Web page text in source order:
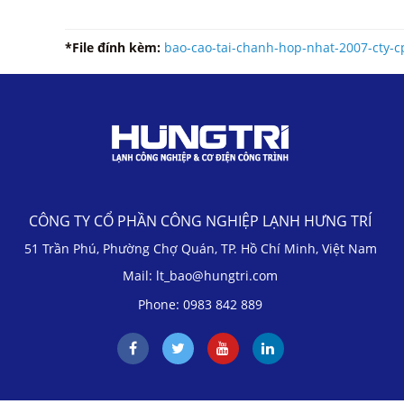
*File đính kèm: bao-cao-tai-chanh-hop-nhat-2007-cty-
CÔNG TY CỔ PHẦN CÔNG NGHIỆP LẠNH HƯNG TRÍ
51 Trần Phú, Phường Chợ Quán, TP. Hồ Chí Minh, Việt Nam
Mail: lt_bao@hungtri.com
Phone: 0983 842 889